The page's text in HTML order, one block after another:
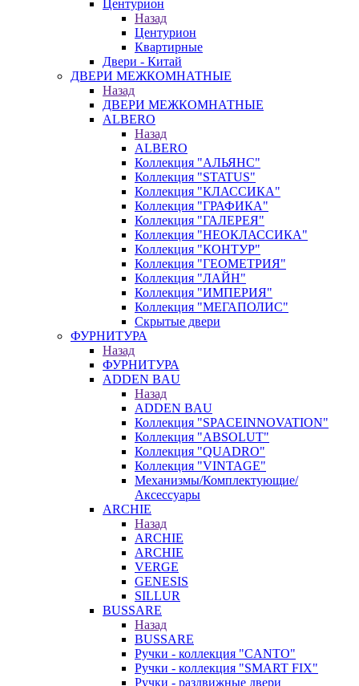
Центурион
Назад
Центурион
Квартирные
Двери - Китай
ДВЕРИ МЕЖКОМНАТНЫЕ
Назад
ДВЕРИ МЕЖКОМНАТНЫЕ
ALBERO
Назад
ALBERO
Коллекция "АЛЬЯНС"
Коллекция "STATUS"
Коллекция "КЛАССИКА"
Коллекция "ГРАФИКА"
Коллекция "ГАЛЕРЕЯ"
Коллекция "НЕОКЛАССИКА"
Коллекция "КОНТУР"
Коллекция "ГЕОМЕТРИЯ"
Коллекция "ЛАЙН"
Коллекция "ИМПЕРИЯ"
Коллекция "МЕГАПОЛИС"
Скрытые двери
ФУРНИТУРА
Назад
ФУРНИТУРА
ADDEN BAU
Назад
ADDEN BAU
Коллекция "SPACEINNOVATION"
Коллекция "ABSOLUT"
Коллекция "QUADRO"
Коллекция "VINTAGE"
Механизмы/Комплектующие/
Аксессуары
ARCHIE
Назад
ARCHIE
ARCHIE
VERGE
GENESIS
SILLUR
BUSSARE
Назад
BUSSARE
Ручки - коллекция "CANTO"
Ручки - коллекция "SMART FIX"
Ручки - раздвижные двери